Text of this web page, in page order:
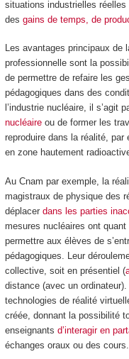
situations industrielles
des gains de temps, de
Les avantages principaux de
professionnelle sont la
de permettre de refaire les
pédagogiques dans des
l’industrie nucléaire, il s’agit
nucléaireou de former les
reproduire dans la réalité,
en zone hautement
Au Cnam par exemple, la
magistraux de physique des
déplacer dans les parties
mesures nucléaires ont
permettre aux élèves de
pédagogiques. Leur
collective, soit en présentiel (
distance (avec un
technologies de réalité
créée, donnant la possibilité
enseignants d’interagir en
échanges oraux ou des cours.